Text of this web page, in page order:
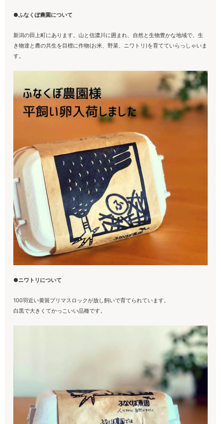
●ふなくぼ農園について
新潟の田上町にあります。山と信濃川に囲まれ、自然と生物豊かな地域で、生
き物達と農の共生を目標に作物(お米、野菜、ニワトリ)を育てていらっしゃいま
す。
●ニワトリについて
100羽近い黄斑プリマスロックが放し飼いで育てられています。
白黒で大きくてかっこいい品種です。